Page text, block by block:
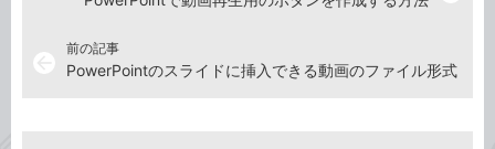
前の記事
PowerPointのスライドに挿入できる動画のファイル形式